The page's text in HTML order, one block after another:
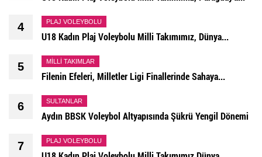
4 PLAJ VOLEYBOLU
U18 Kadın Plaj Voleybolu Milli Takımımız, Dünya...
5 MILLI TAKIMLAR
Filenin Efeleri, Milletler Ligi Finallerinde Sahaya...
6 SULTANLAR
Aydın BBSK Voleybol Altyapısında Şükrü Yengil Dönemi
7 PLAJ VOLEYBOLU